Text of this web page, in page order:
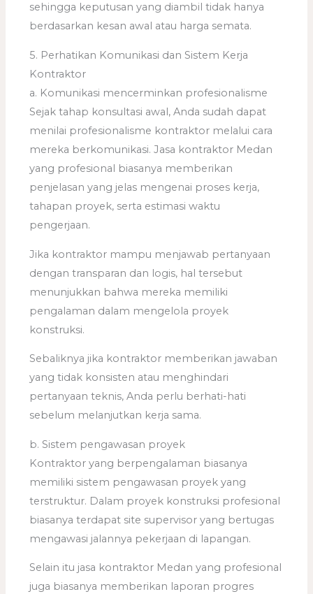
sehingga keputusan yang diambil tidak hanya
berdasarkan kesan awal atau harga semata.
5. Perhatikan Komunikasi dan Sistem Kerja
Kontraktor
a. Komunikasi mencerminkan profesionalisme
Sejak tahap konsultasi awal, Anda sudah dapat
menilai profesionalisme kontraktor melalui cara
mereka berkomunikasi. Jasa kontraktor Medan
yang profesional biasanya memberikan
penjelasan yang jelas mengenai proses kerja,
tahapan proyek, serta estimasi waktu
pengerjaan.
Jika kontraktor mampu menjawab pertanyaan
dengan transparan dan logis, hal tersebut
menunjukkan bahwa mereka memiliki
pengalaman dalam mengelola proyek
konstruksi.
Sebaliknya jika kontraktor memberikan jawaban
yang tidak konsisten atau menghindari
pertanyaan teknis, Anda perlu berhati-hati
sebelum melanjutkan kerja sama.
b. Sistem pengawasan proyek
Kontraktor yang berpengalaman biasanya
memiliki sistem pengawasan proyek yang
terstruktur. Dalam proyek konstruksi profesional
biasanya terdapat site supervisor yang bertugas
mengawasi jalannya pekerjaan di lapangan.
Selain itu jasa kontraktor Medan yang profesional
juga biasanya memberikan laporan progres